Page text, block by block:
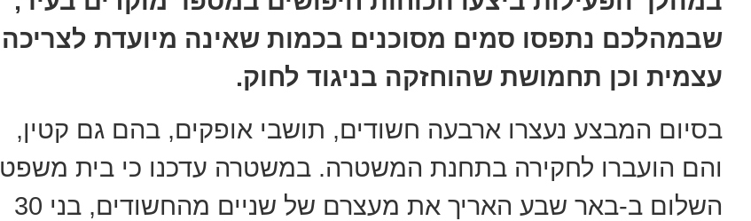
שבמהלכם נתפסו סמים מסוכנים בכמות שאינה מיועדת לצריכה
עצמית וכן תחמושת שהוחזקה בניגוד לחוק.
בסיום המבצע נעצרו ארבעה חשודים, תושבי אופקים, בהם גם קטין,
והם הועברו לחקירה בתחנת המשטרה. במשטרה עדכנו כי בית משפט
השלום ב-באר שבע האריך את מעצרם של שניים מהחשודים, בני 30